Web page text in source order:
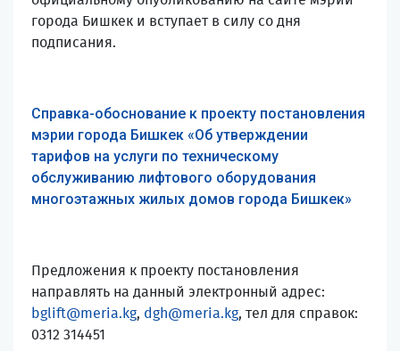
города Бишкек и вступает в силу со дня
подписания.
Справка-обоснование к проекту постановления
мэрии города Бишкек «Об утверждении
тарифов на услуги по техническому
обслуживанию лифтового оборудования
многоэтажных жилых домов города Бишкек»
Предложения к проекту постановления
направлять на данный электронный адрес:
bglift@meria.kg, dgh@meria.kg, тел для справок:
0312 314451